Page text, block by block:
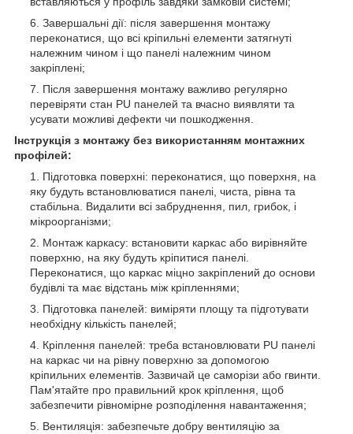
Завершальні дії: після завершення монтажу
переконатися, що всі кріпильні елементи затягнуті
належним чином і що панелі належним чином
закріплені;
Після завершення монтажу важливо регулярно
перевіряти стан PU панелей та вчасно виявляти та
усувати можливі дефекти чи пошкодження.
Інструкція з монтажу без використанням монтажних
профілей:
Підготовка поверхні: переконатися, що поверхня, на
яку будуть встановлюватися панелі, чиста, рівна та
стабільна. Видалити всі забруднення, пил, грибок, і
мікроорганізми;
Монтаж каркасу: встановити каркас або вирівняйте
поверхню, на яку будуть кріпитися панелі.
Переконатися, що каркас міцно закріплений до основи
будівлі та має відстань між кріпленнями;
Підготовка панелей: виміряти площу та підготувати
необхідну кількість панелей;
Кріплення панелей: треба встановлювати PU панелі
на каркас чи на рівну поверхню за допомогою
кріпильних елементів. Зазвичай це саморізи або гвинти.
Пам'ятайте про правильний крок кріплення, щоб
забезпечити рівномірне розподілення навантаження;
Вентиляція: забезпечьте добру вентиляцію за